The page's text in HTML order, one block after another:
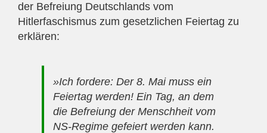
der Befreiung Deutschlands vom
Hitlerfaschismus zum gesetzlichen Feiertag zu
erklären:
»Ich fordere: Der 8. Mai muss ein
Feiertag werden! Ein Tag, an dem
die Befreiung der Menschheit vom
NS-Regime gefeiert werden kann.